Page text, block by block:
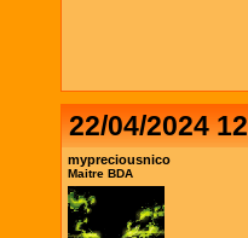
22/04/2024
mypreciousnico
Maitre BDA